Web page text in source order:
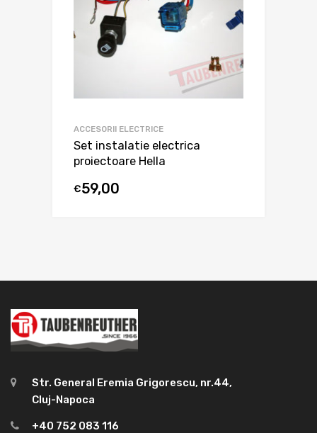
ACCESORII ELECTRICE
Set instalatie electrica
proiectoare Hella
€59,00
Str. General Eremia Grigorescu, nr.44,
Cluj-Napoca
+40 752 083 116